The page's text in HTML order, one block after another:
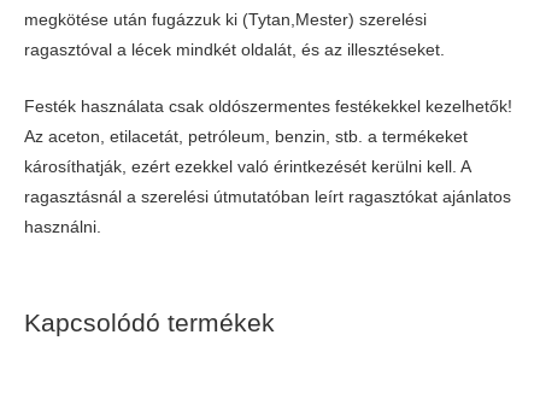
megkötése után fugázzuk ki (Tytan,Mester) szerelési
ragasztóval a lécek mindkét oldalát, és az illesztéseket.
Festék használata csak oldószermentes festékekkel kezelhetők!
Az aceton, etilacetát, petróleum, benzin, stb. a termékeket
károsíthatják, ezért ezekkel való érintkezését kerülni kell. A
ragasztásnál a szerelési útmutatóban leírt ragasztókat ajánlatos
használni.
Kapcsolódó termékek